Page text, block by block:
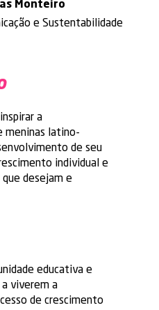
Monteiro
e Sustentabilidade
a
meninas latino-
de seu
individual e
desejam e
educativa e
viverem a
de crescimento